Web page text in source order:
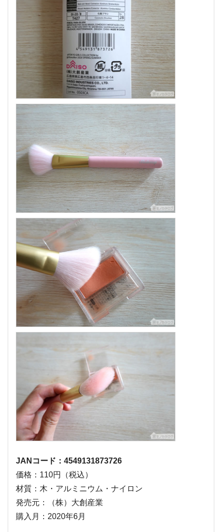
JANコード：4549131873726
価格：110円（税込）
材質：木・アルミニウム・ナイロン
発売元：（株）大創産業
購入月：2020年6月